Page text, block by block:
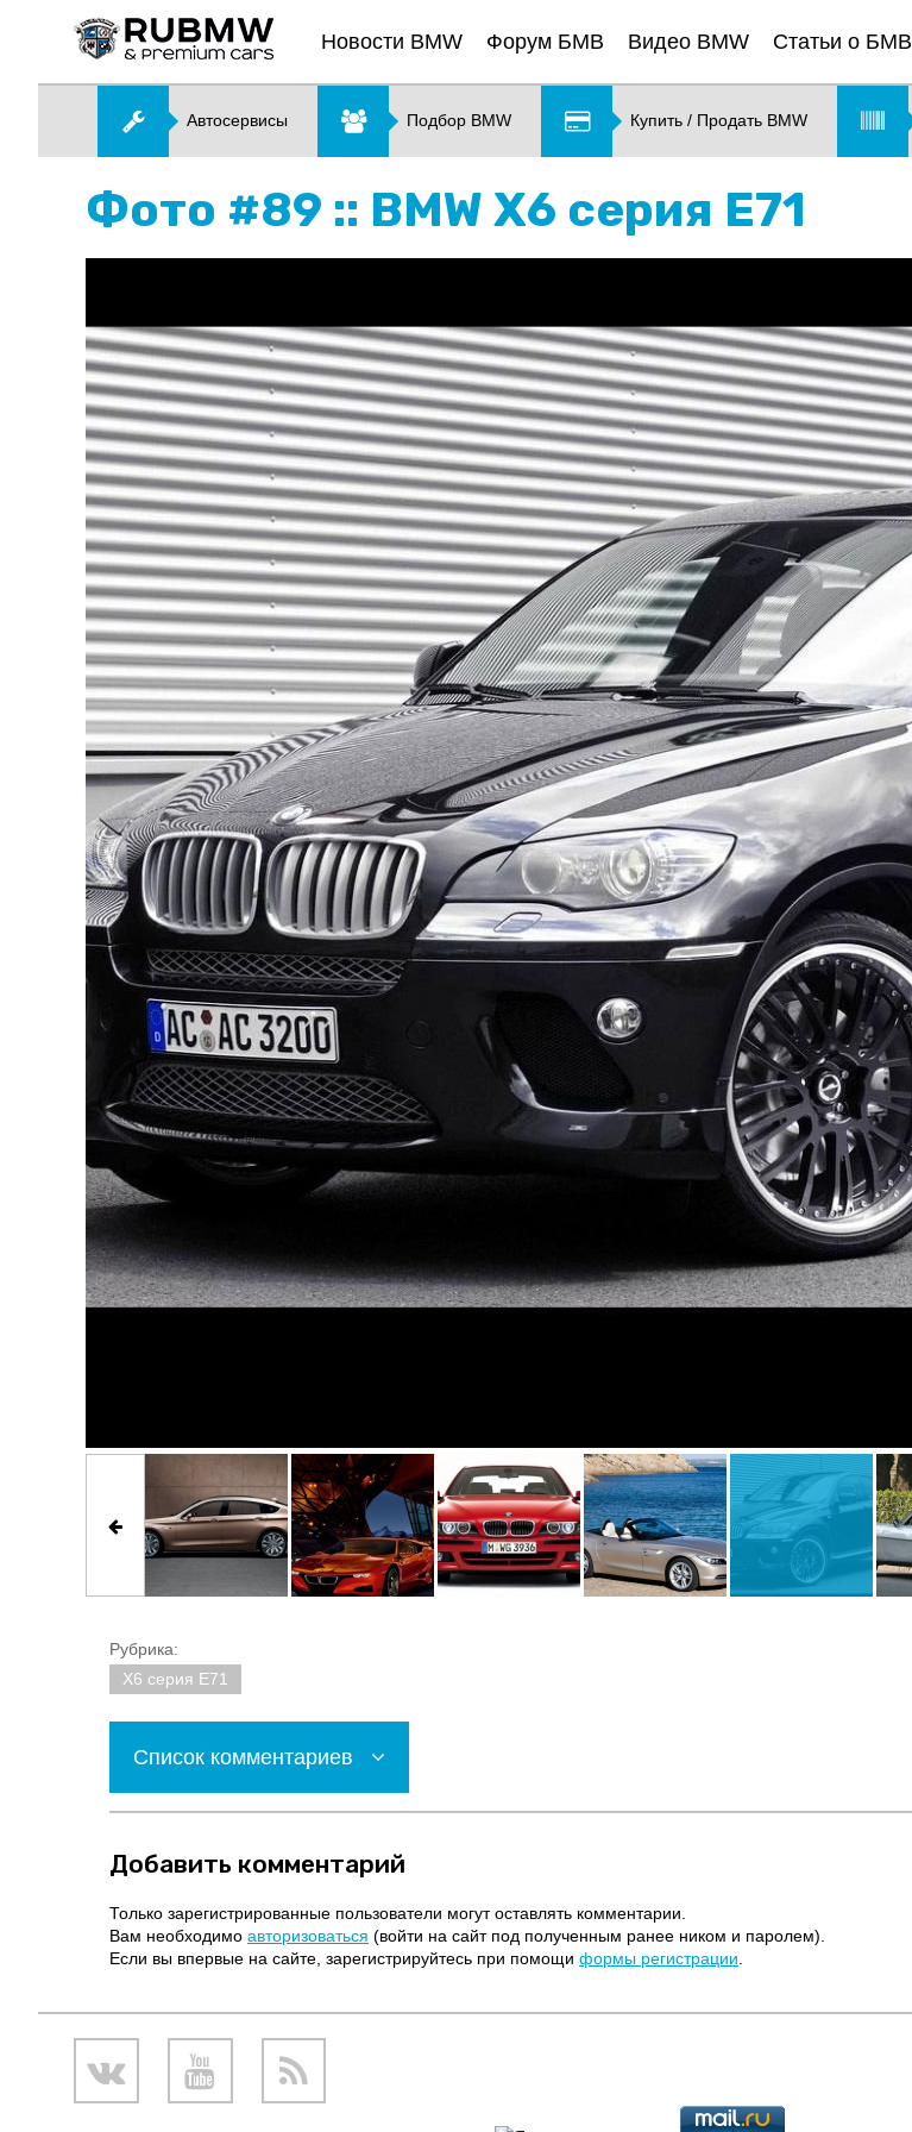
Новости BMW Форум БМВ Видео BMW Статьи о БМВ
Автосервисы Подбор BMW Купить / Продать BMW
Фото #89 :: BMW X6 серия E71
Рубрика:
X6 серия E71
Список комментариев
Добавить комментарий
Только зарегистрированные пользователи могут оставлять комментарии.
Вам необходимо авторизоваться (войти на сайт под полученным ранее ником и паролем).
Если вы впервые на сайте, зарегистрируйтесь при помощи формы регистрации